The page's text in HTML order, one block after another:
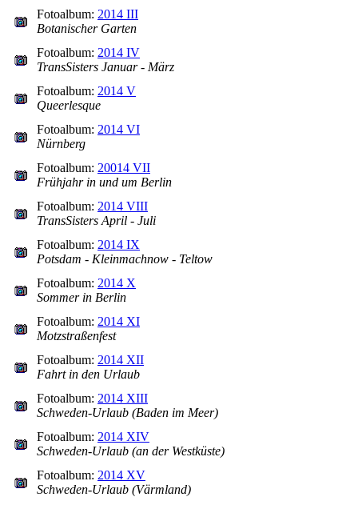
Fotoalbum: 2014 III
Botanischer Garten
Fotoalbum: 2014 IV
TransSisters Januar - März
Fotoalbum: 2014 V
Queerlesque
Fotoalbum: 2014 VI
Nürnberg
Fotoalbum: 20014 VII
Frühjahr in und um Berlin
Fotoalbum: 2014 VIII
TransSisters April - Juli
Fotoalbum: 2014 IX
Potsdam - Kleinmachnow - Teltow
Fotoalbum: 2014 X
Sommer in Berlin
Fotoalbum: 2014 XI
Motzstraßenfest
Fotoalbum: 2014 XII
Fahrt in den Urlaub
Fotoalbum: 2014 XIII
Schweden-Urlaub (Baden im Meer)
Fotoalbum: 2014 XIV
Schweden-Urlaub (an der Westküste)
Fotoalbum: 2014 XV
Schweden-Urlaub (Värmland)